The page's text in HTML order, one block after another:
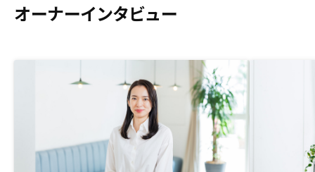
オーナーインタビュー